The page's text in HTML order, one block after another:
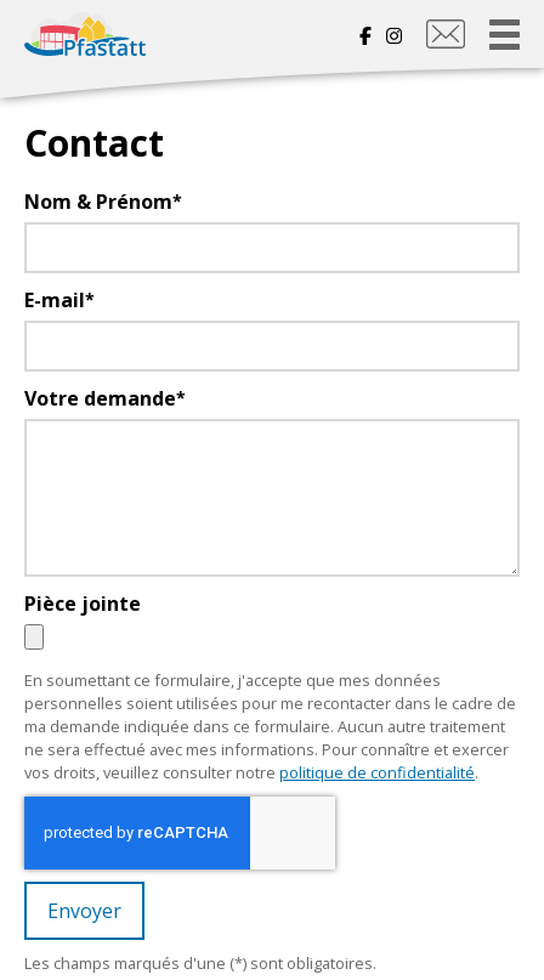
Nous
Contact
Nom & Prénom
E-mail
Votre demande
Pièce jointe
En soumettant ce formulaire, j'accepte que mes données
personnelles soient utilisées pour me recontacter dans le cadre de
ma demande indiquée dans ce formulaire. Aucun autre traitement
ne sera effectué avec mes informations. Pour connaître et exercer
vos droits, veuillez consulter notre politique de confidentialité.
Envoyer
Les champs marqués d'une (*) sont obligatoires.